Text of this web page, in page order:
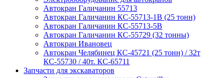
Автокран Галичанин 55713
Автокран Галичанин КС-55713-1В (25 тонн)
Автокран Галичанин КС-55713-5В
Автокран Галичанин КС-55729 (32 тонны)
Автокран Ивановец
Автокран Челябинец КС-45721 (25 тонн) / 32т
КС-55730 / 40т. КС-65711
Запчасти для экскаваторов